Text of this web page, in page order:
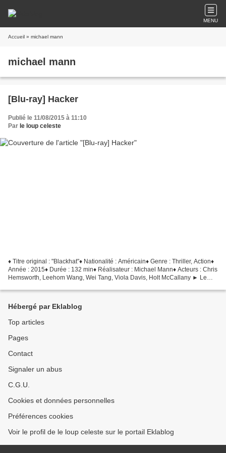
MENU
Accueil » michael mann
michael mann
[Blu-ray] Hacker
Publié le 11/08/2015 à 11:10
Par le loup celeste
♦ Titre original : "Blackhat"♦ Nationalité : Américain♦ Genre : Thriller, Action♦
Année : 2015♦ Durée : 132 min♦ Réalisateur : Michael Mann♦ Acteurs : Chris
Hemsworth, Leehom Wang, Wei Tang, Viola Davis, Holt McCallany ► Le
Hébergé par Eklablog
Top articles
Pages
Contact
Signaler un abus
C.G.U.
Cookies et données personnelles
Préférences cookies
Voir le profil de le loup celeste sur le portail Eklablog